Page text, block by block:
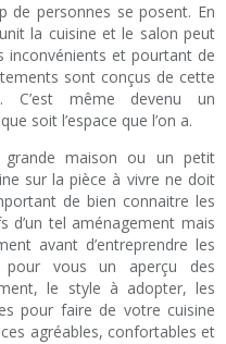
de personnes se posent. En
la cuisine et le salon peut
inconvénients et pourtant de
sont conçus de cette
C’est même devenu un
soit l’espace que l’on a.
maison ou un petit
sur la pièce à vivre ne doit
de bien connaitre les
tel aménagement mais
avant d’entreprendre les
vous un aperçu des
le style à adopter, les
pour faire de votre cuisine
agréables, confortables et